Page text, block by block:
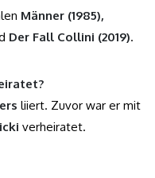
Männer (1985),
Der Fall Collini (2019).
liiert. Zuvor war er mit
verheiratet.